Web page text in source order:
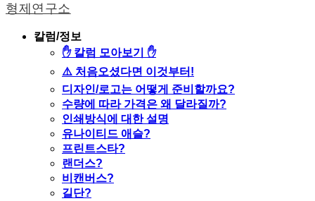
형제연구소
칼럼/정보
✋ 칼럼 모아보기 ✋
⚠️ 처음오셨다면 이것부터!
디자인/로고는 어떻게 준비할까요?
수량에 따라 가격은 왜 달라질까?
인쇄방식에 대한 설명
유나이티드 애슬?
프린트스타?
랜더스?
비캔버스?
길단?